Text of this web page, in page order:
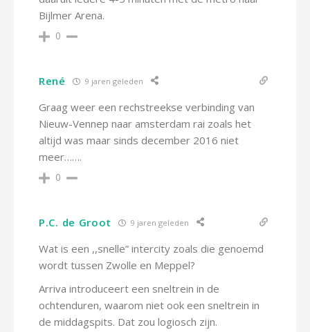
Bijlmer Arena.
0
René 9 jaren geleden
Graag weer een rechstreekse verbinding van
Nieuw-Vennep naar amsterdam rai zoals het
altijd was maar sinds december 2016 niet
meer…….
0
P.C. de Groot 9 jaren geleden
Wat is een ,,snelle” intercity zoals die genoemd
wordt tussen Zwolle en Meppel?
Arriva introduceert een sneltrein in de
ochtenduren, waarom niet ook een sneltrein in
de middagspits. Dat zou logiosch zijn.